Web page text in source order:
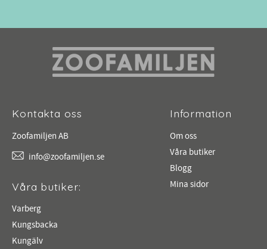
Kontakta oss
Zoofamiljen AB
info@zoofamiljen.se
Våra butiker:
Varberg
Kungsbacka
Kungälv
Information
Om oss
Våra butiker
Blogg
Mina sidor